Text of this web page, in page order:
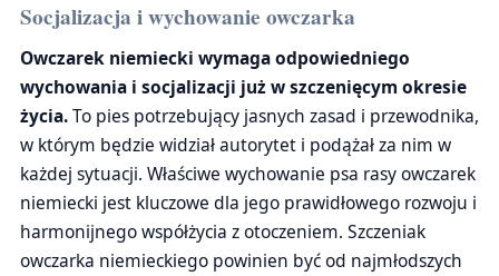
Socjalizacja i wychowanie owczarka
Owczarek niemiecki wymaga odpowiedniego
wychowania i socjalizacji już w szczenięcym okresie
życia.To pies potrzebujący jasnych zasad i przewodnika,
w którym będzie widział autorytet i podążał za nim w
każdej sytuacji. Właściwe wychowanie psa rasy owczarek
niemiecki jest kluczowe dla jego prawidłowego rozwoju i
harmonijnego współżycia z otoczeniem. Szczeniak
owczarka niemieckiego powinien być od najmłodszych